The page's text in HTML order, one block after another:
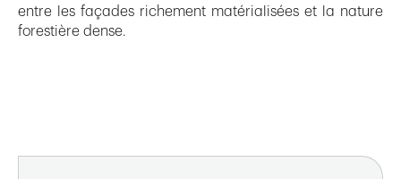
entre les façades richement matérialisées et la nature
forestière dense.